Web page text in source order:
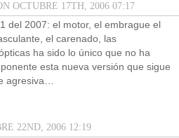
OCTUBRE 17TH, 2006 07:17
del 2007: el motor, el embrague el
el carenado, las
ha sido lo único que no ha
esta nueva versión que sigue
agresiva…
22ND, 2006 12:19